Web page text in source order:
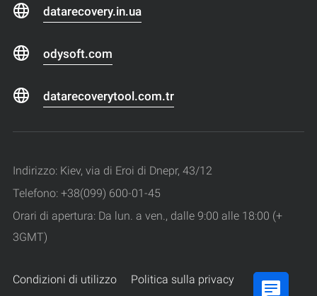
datarecovery.in.ua
odysoft.com
datarecoverytool.com.tr
Indirizzo: Kiev, via di Eroi di Dnepr, 43/12
Telefono: +38(099) 600-01-45
Orari di apertura: Da lun. a ven., dalle 9:00 alle 18:00 (+
3GMT)
Condizioni di utilizzo
Politica sulla privacy